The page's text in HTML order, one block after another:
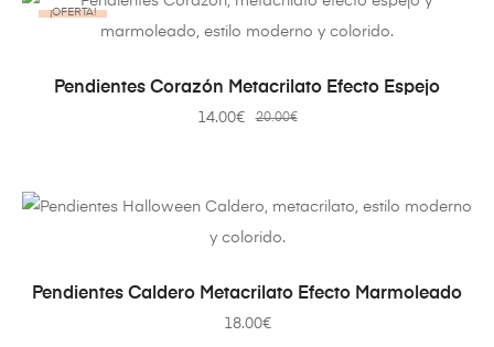
¡OFERTA!
AÑADIR AL CARRITO
Pendientes Corazón Metacrilato Efecto Espejo
20.00€
14.00€
AÑADIR AL CARRITO
Pendientes Caldero Metacrilato Efecto Marmoleado
18.00€